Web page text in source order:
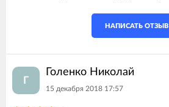
НАПИСАТЬ ОТЗЫВ
Г
Голенко Николай
15 декабря 2018 17:57